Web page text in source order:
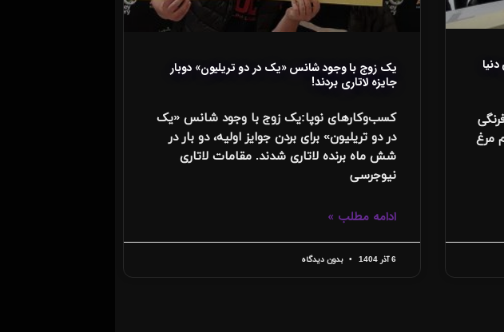
ال گاتو با ۴۰۰۰ تخم مرغ
یک زوج با وجود شانس «یک در دو تریلیون» دوبار
جایزه لاتاری بردند!
کسب‌وکارهای نوپا:یک زوج با وجود شانس «یک
در دو تریلیون» برای بردن جوایز اولیه، دو بار در
شش ماه برنده لاتاری شدند. مقامات لاتاری
نیوجرسی
ادامه مطلب »
6 آذر 1404 بدون دیدگاه